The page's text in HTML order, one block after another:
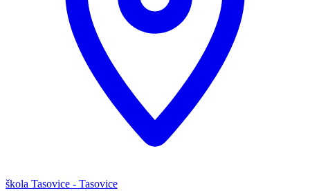
škola Tasovice - Tasovice